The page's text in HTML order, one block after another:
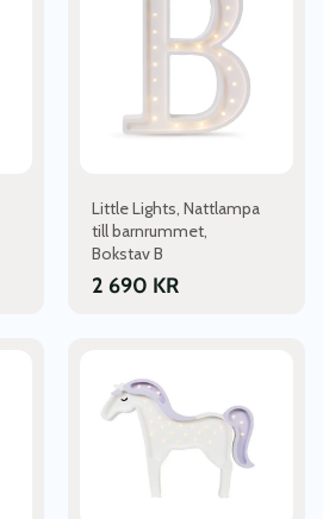
Little Lights, Nattlampa
till barnrummet,
Bokstav B
2 690 KR
alternativen
produktsidan